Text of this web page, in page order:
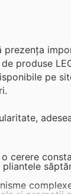
produse
pe
cerere